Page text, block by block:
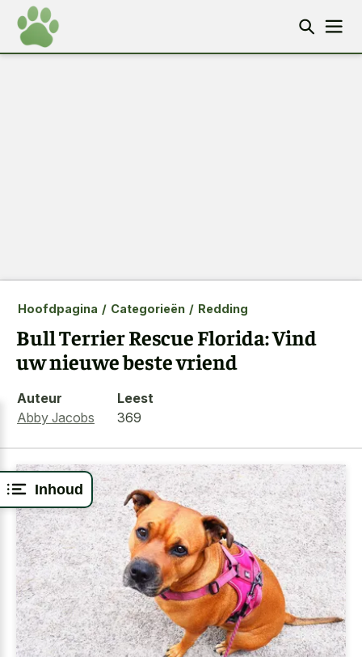
Inhoud
Hoofdpagina / Categorieën / Redding
Bull Terrier Rescue Florida: Vind
uw nieuwe beste vriend
Auteur
Abby Jacobs
Leest
369